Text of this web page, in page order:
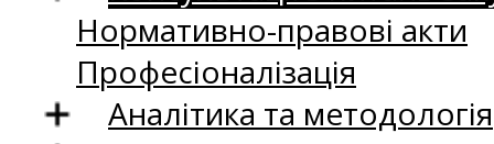
Нормативно-правові акти
Професіоналізація
Аналітика та методологія